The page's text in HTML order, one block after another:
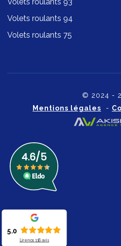
Volets roulants 94
Volets roulants 75
© 2024 -
Mentions légales -
5.0
Lire nos 118 avis